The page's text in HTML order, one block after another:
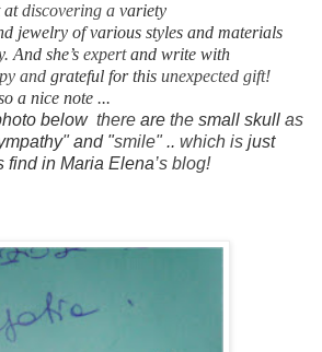
atdiscovering a variety
jewelry of various styles and materials
. And she’s expertand write with
and grateful for this unexpected gift!
a nice note ...
belowthere are the small skull as
"and "smile".. which is just
find in Maria Elena’s blog!